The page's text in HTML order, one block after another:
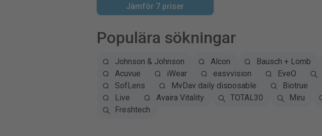
Jämför 7 priser
Populära sökningar
Johnson & Johnson Alcon Bausch + Lomb
Acuvue
iWear easyvision EyeQ
SofLens
MyDay daily disposable Biotrue
Live
Avaira Vitality TOTAL30 Miru
Freshtech